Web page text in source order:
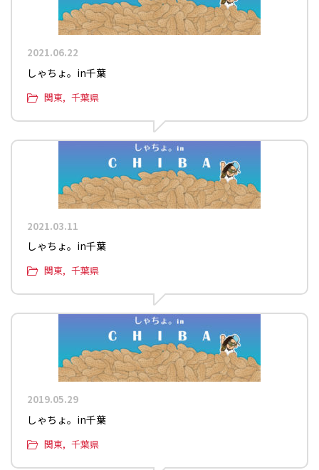
2021.06.22
しゃちょ。in千葉
関東 千葉県
2021.03.11
しゃちょ。in千葉
関東 千葉県
2019.05.29
しゃちょ。in千葉
関東 千葉県